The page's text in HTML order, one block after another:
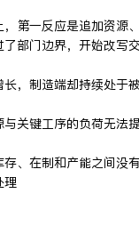
第一反应是追加资源
部门边界，开始改写
，制造端却持续处于
关键工序的负荷无法
、在制和产能之间没
理